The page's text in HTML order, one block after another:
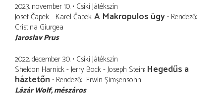
2023. november 10. Csíki Játékszín
Josef Čapek - Karel Čapek A Makropulos ügy Rendező
Cristina Giurgea
Jaroslav Prus
2022. december 30. Csíki Játékszín
Sheldon Harnick - Jerry Bock - Joseph Stein Hegedűs a
háztetőn Rendező Erwin Șimșensohn
Lázár Wolf mészáros